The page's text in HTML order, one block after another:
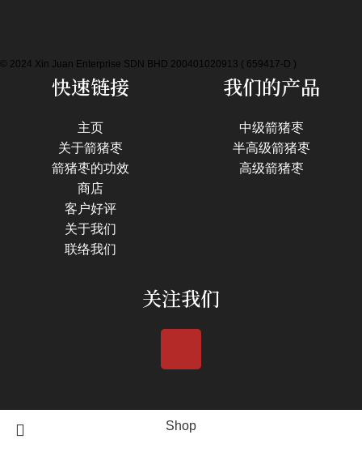
© 2024 Xin Juan Enterprise SDN BHD 200401020913 ( 659417-D )
快速链接
主页
关于箭猪枣
箭猪枣的功效
商店
客户好评
关于我们
联络我们
我们的产品
中级箭猪枣
半高级箭猪枣
高级箭猪枣
关注我们
Shop